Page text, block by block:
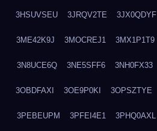
3HSUVSEU 3JRQV2TE 3JX0QDYF
3ME42K9J 3MOCREJ1 3MX1P1T9
3N8UCE6Q 3NE5SFF6 3NH0FX33
3OBDFAXI 3OE9P0KI 3OPSZTYE
3PEBEUPM 3PFEI4E1 3PHQ0AXL